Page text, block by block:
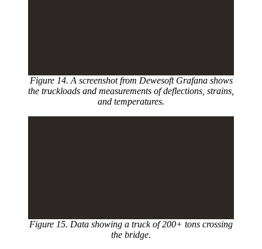
Figure 14. A screenshot from Dewesoft Grafana shows
the truckloads and measurements of deflections, strains,
and temperatures.
Figure 15. Data showing a truck of 200+ tons crossing
the bridge.